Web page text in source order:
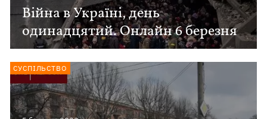
Війна в Україні, день
одинадцятий. Онлайн 6 березня
СУСПІЛЬСТВО